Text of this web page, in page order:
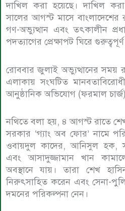
দাখিল করা হয়েছে। দাখিল
সালের আগস্ট মাসে বাংলাদেশের
গণ-অভ্যুত্থান এবং তৎকালীন
পদত্যাগের প্রেক্ষাপট ঘিরে
রোববার জুলাই অভ্যুত্থানের সময়
এলাকায় সংঘটিত
আনুষ্ঠানিক অভিযোগ (ফরমাল
নথিতে বলা হয়, ৪ আগস্ট রাতে শেখ
সরকার ‘গ্যাং অব ফোর’ নামে
ওবায়দুল কাদের, আনিসুল হক,
এবং আসাদুজ্জামান খান
অবস্থানে যায়। তারা শেখ
নিরুৎসাহিত করেন এবং সেনা-
দমনের পরিকল্পনা নেন।